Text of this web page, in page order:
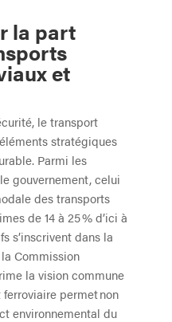
la part
et
le transport
stratégiques
Parmi les
gouvernement, celui
des transports
de 14 à 25 % d’ici à
s’inscrivent dans la
Commission
la vision commune
permet non
environnemental du